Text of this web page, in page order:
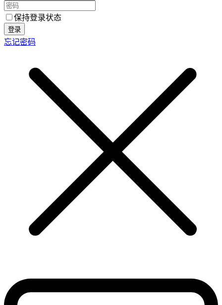
保持登录状态
登录
忘记密码